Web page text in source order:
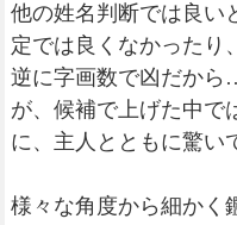
他の姓名判断では良い
定では良くなかったり
逆に字画数で凶だから
が、候補で上げた中で
に、主人とともに驚い
様々な角度から細かく